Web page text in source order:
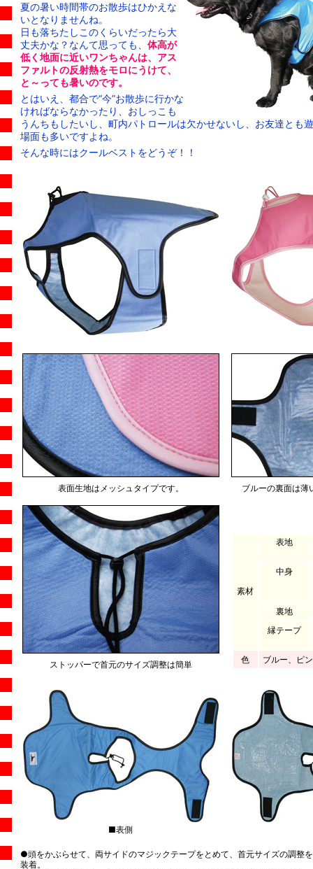
夏の暑い時間帯のお散歩はひかえな
いとなりませんね。
日も落ちたしこのくらいだったら大
丈夫かな？なんて思っても、 体高が
低く地面に近いワンちゃんは、アス
ファルトの反射熱をモロにうけて、
と～っても暑いのです。
とはいえ、都合で“今”お散歩に行かな
ければならなかったり、おしっこも
うんちもしたいし、町内パトロールは欠かせないし、お友達とも
場面も多いですよね。
そんな時にはクールベストをどうぞ！！
表面生地はメッシュタイプです。 ブルーの裏面は薄
ストッパーで首元のサイズ調整は簡単
素材
表地
中身
裏地
縁テープ
色 ブルー、ピ
■表側
●頭をかぶらせて、両サイドのマジックテープをとめて、首元サイズの調整
装着。